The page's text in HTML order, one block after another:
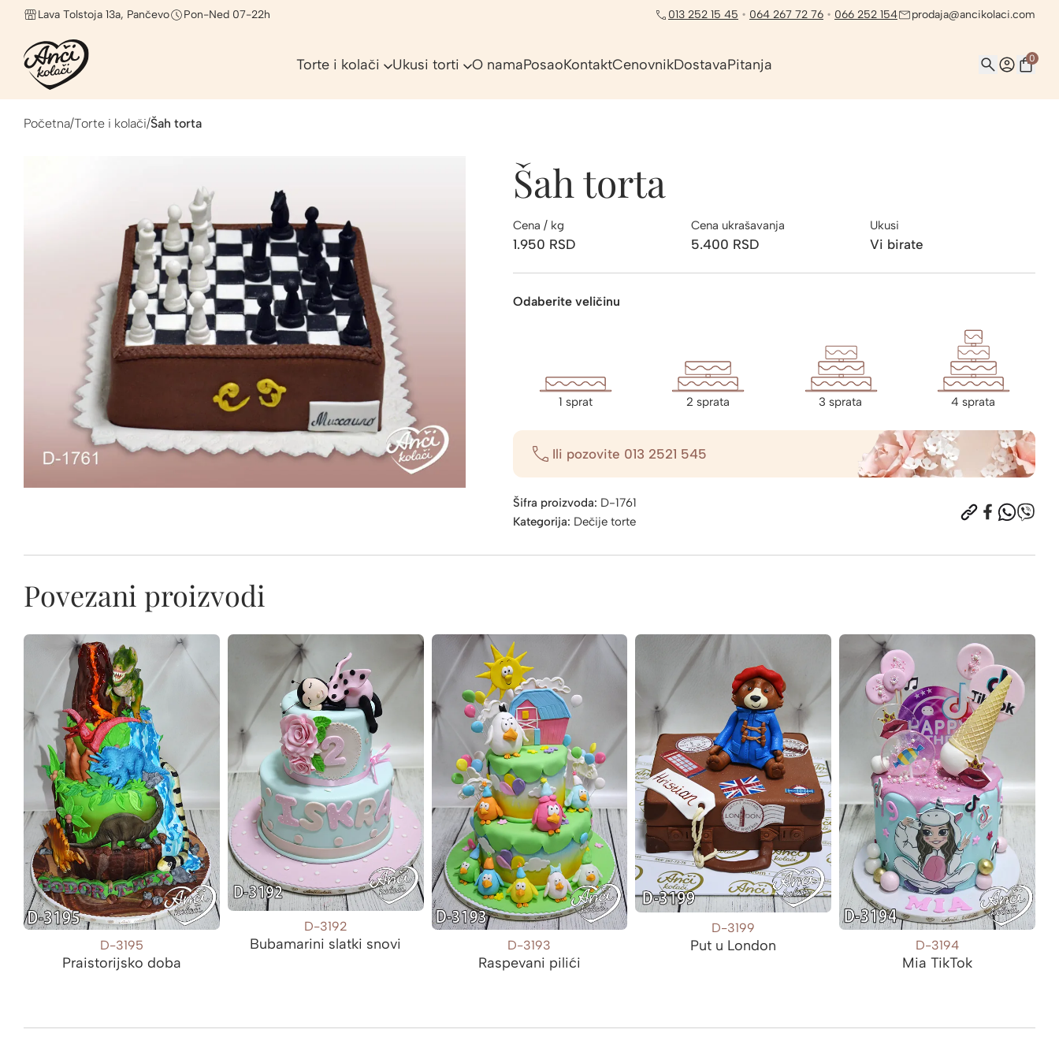
Lava Tolstoja 13a, Pančevo Pon-Ned 07-22h 013 252 15 45 • 064 267 72 76 • 066 252 154 prodaja@ancikolaci.com
Torte i kolači Ukusi torti O namaPosaoKontaktCenovnikDostavaPitanja 0
Početna/Torte i kolači/Šah torta
Šah torta
Cena / kg
1.950 RSD
Cena ukrašavanja
5.400 RSD
Ukusi
Vi birate
Odaberite veličinu
1 sprat 2 sprata 3 sprata 4 sprata
Ili pozovite 013 2521 545
Šifra proizvoda: D-1761
Kategorija: Dečije torte
Povezani proizvodi
D-3195
Praistorijsko doba
D-3192
Bubamarini slatki snovi D-3193
Raspevani pilići
D-3199
Put u London D-3194
Mia TikTok